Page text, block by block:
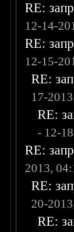
RE:
12-14-
RE:
12-15-
RE:
17-
RE:
- 12-
RE:
2013,
RE:
20-
RE: